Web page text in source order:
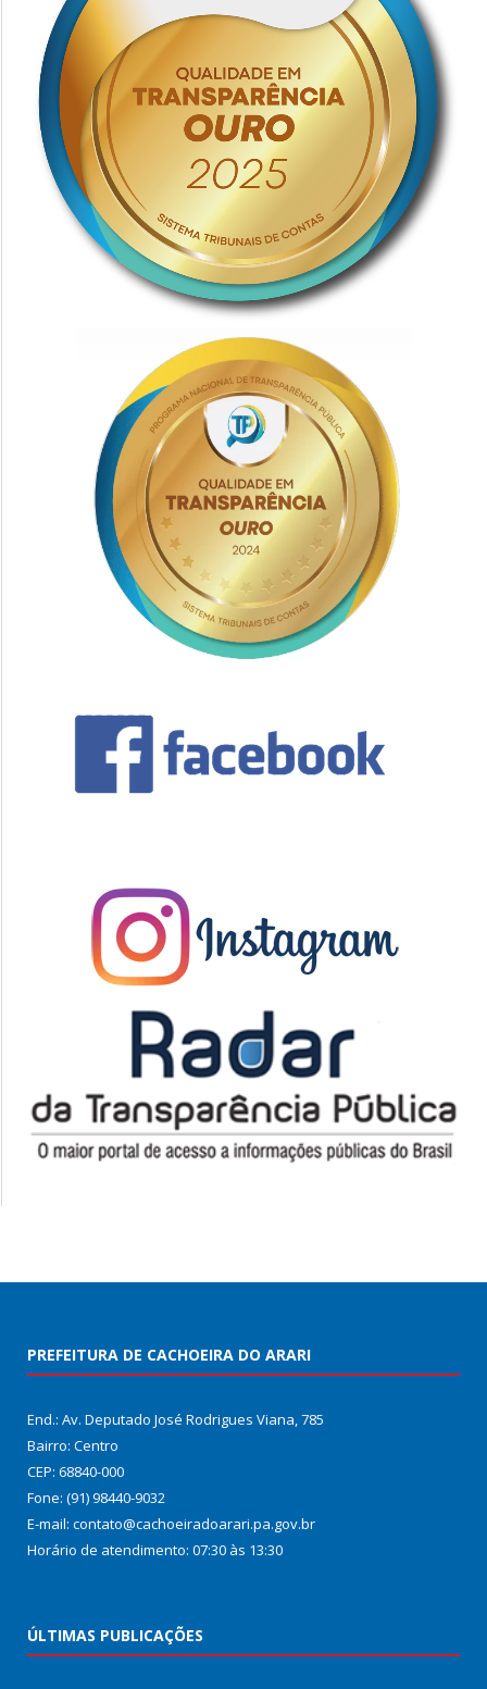
PREFEITURA DE CACHOEIRA DO ARARI
End.: Av. Deputado José Rodrigues Viana, 785
Bairro: Centro
CEP: 68840-000
Fone: (91) 98440-9032
E-mail: contato@cachoeiradoarari.pa.gov.br
Horário de atendimento: 07:30 às 13:30
ÚLTIMAS PUBLICAÇÕES